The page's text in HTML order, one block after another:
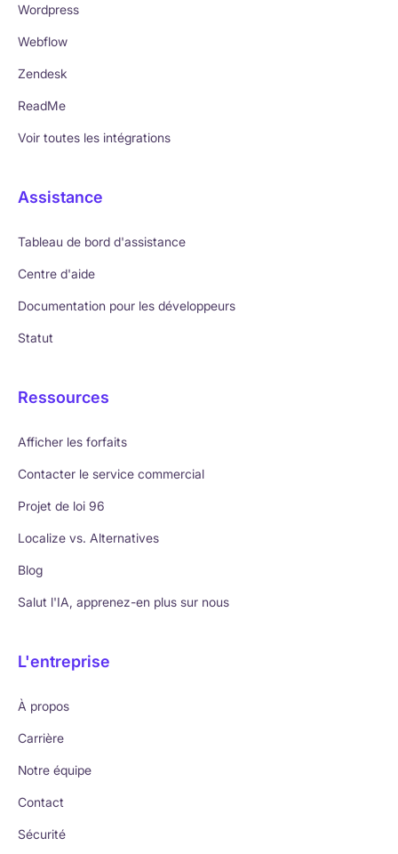
Wordpress
Webflow
Zendesk
ReadMe
Voir toutes les intégrations
Assistance
Tableau de bord d'assistance
Centre d'aide
Documentation pour les développeurs
Statut
Ressources
Afficher les forfaits
Contacter le service commercial
Projet de loi 96
Localize vs. Alternatives
Blog
Salut l'IA, apprenez-en plus sur nous
L'entreprise
À propos
Carrière
Notre équipe
Contact
Sécurité